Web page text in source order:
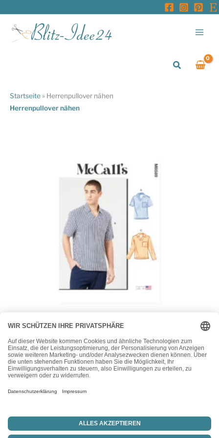
springen
Suchen
Startseite » Herrenpullover nähen
Herrenpullover nähen
McCall's
McCalls Schnittmuster M8589 – Herrenshirt –
Herrenpullover
15,50€